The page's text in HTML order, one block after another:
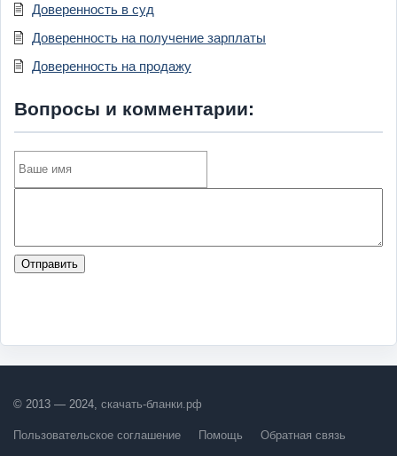
Доверенность в суд
Доверенность на получение зарплаты
Доверенность на продажу
Вопросы и комментарии:
Отправить
© 2013 — 2024, скачать-бланки.рф
Пользовательское соглашение Помощь Обратная связь